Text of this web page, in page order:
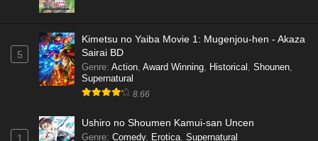
5
Kimetsu no Yaiba Movie 1: Mugenjou-hen - Akaza
Sairai BD
Genre: Action Award Winning Historical Shounen
Supernatural
8.66
1
Ushiro no Shoumen Kamui-san Uncen
Genre: Comedy, Erotica Supernatural